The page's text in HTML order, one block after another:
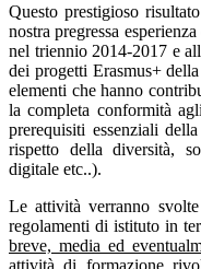
Questo prestigioso
nostra pregressa
nel triennio 2014-2017 e
dei progetti Erasmus+
elementi che hanno
la completa conformità
prerequisiti essenziali
rispetto della diversità,
digitale etc..).
Le attività verranno
regolamenti di istituto in
breve, media ed
attività di formazione